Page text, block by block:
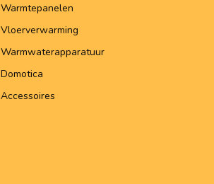
Warmtepanelen
Vloerverwarming
Warmwaterapparatuur
Domotica
Accessoires